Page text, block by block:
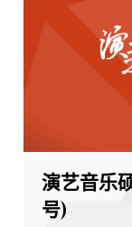
演艺音乐
号)